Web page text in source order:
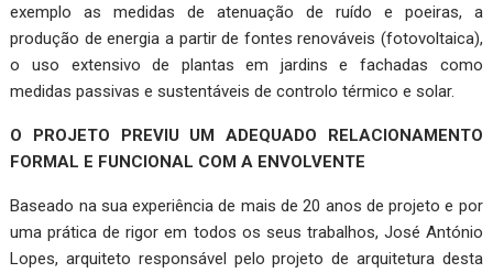
exemplo as medidas de atenuação de ruído e poeiras, a
produção de energia a partir de fontes renováveis (fotovoltaica),
o uso extensivo de plantas em jardins e fachadas como
medidas passivas e sustentáveis de controlo térmico e solar.
O PROJETO PREVIU UM ADEQUADO RELACIONAMENTO
FORMAL E FUNCIONAL COM A ENVOLVENTE
Baseado na sua experiência de mais de 20 anos de projeto e por
uma prática de rigor em todos os seus trabalhos, José António
Lopes, arquiteto responsável pelo projeto de arquitetura desta